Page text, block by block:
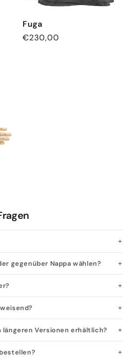
Fuga
Normaler
€230,00
gegenüber Nappa wählen?
Versionen erhältlich?